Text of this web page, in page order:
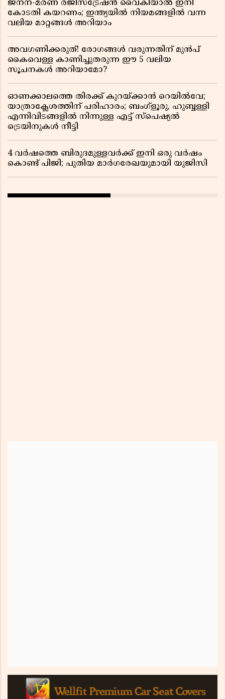
ജനന-മരണ രജിസ്ട്രേഷൻ വൈകിയാൽ ഇനി
കോടതി കയറണം; ഇന്ത്യയിൽ നിയമങ്ങളിൽ വന്ന
വലിയ മാറ്റങ്ങൾ അറിയാം
അവഗണിക്കരുത്! രോഗങ്ങൾ വരുന്നതിന് മുൻപ്
കൈവെള്ള കാണിച്ചുതരുന്ന ഈ 5 വലിയ
സൂചനകൾ അറിയാമോ?
ഓണക്കാലത്തെ തിരക്ക് കുറയ്ക്കാൻ റെയിൽവേ;
യാത്രാക്ലേശത്തിന് പരിഹാരം; ബംഗ്ളൂരു, ഹുബ്ബള്ളി
എന്നിവിടങ്ങളിൽ നിന്നുള്ള എട്ട് സ്പെഷ്യൽ
ട്രെയിനുകൾ നീട്ടി
4 വർഷത്തെ ബിരുദമുള്ളവർക്ക് ഇനി ഒരു വർഷം
കൊണ്ട് പിജി; പുതിയ മാർഗരേഖയുമായി യുജിസി